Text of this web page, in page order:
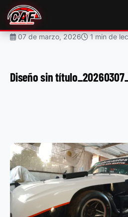
07 de marzo, 2026 1 min de
Diseño sin